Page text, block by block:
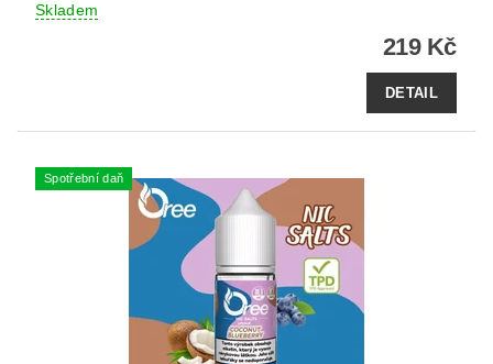
Skladem
219 Kč
DETAIL
Spotřební daň